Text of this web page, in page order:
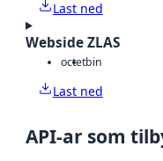
Last ned
Webside ZLAS
octetbin
Last ned
API-ar som